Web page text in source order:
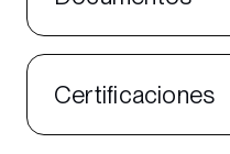
Certificaciones